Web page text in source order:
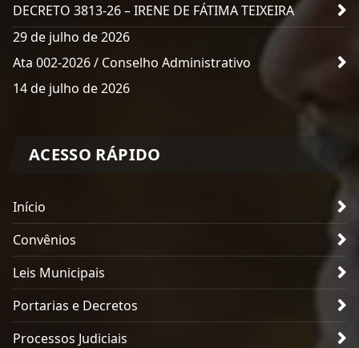
DECRETO 3813-26 – IRENE DE FÁTIMA TEIXEIRA
29 de julho de 2026
Ata 002-2026 / Conselho Administrativo
14 de julho de 2026
ACESSO RÁPIDO
Início
Convênios
Leis Municipais
Portarias e Decretos
Processos Judiciais